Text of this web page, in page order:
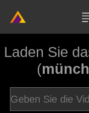
Laden Sie
(